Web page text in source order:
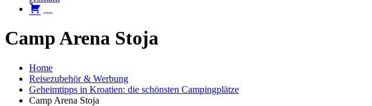
Camp Arena Stoja
Home
Reisezubehör & Werbung
Geheimtipps in Kroatien: die schönsten Campingplätze
Camp Arena Stoja